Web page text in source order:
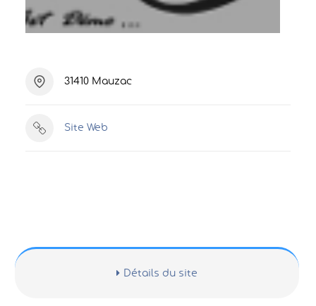
31410 Mauzac
Site Web
Détails du site